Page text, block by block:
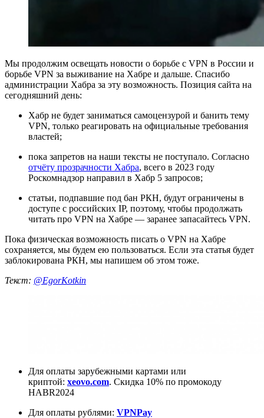
Мы продолжим освещать новости о борьбе с VPN в России и
борьбе VPN за выживание на Хабре и дальше. Спасибо
администрации Хабра за эту возможность. Позиция сайта на
сегодняшний день:
Хабр не будет заниматься самоцензурой и банить тему
VPN, только реагировать на официальные требования
властей;
пока запретов на наши тексты не поступало. Согласно
отчёту прозрачности Хабра, всего в 2023 году
Роскомнадзор направил в Хабр 5 запросов;
статьи, подпавшие под бан РКН, будут ограничены в
доступе с российских IP, поэтому, чтобы продолжать
читать про VPN на Хабре — заранее запасайтесь VPN.
Пока физическая возможность писать о VPN на Хабре
сохраняется, мы будем ею пользоваться. Если эта статья будет
заблокирована РКН, мы напишем об этом тоже.
Текст: @EgorKotkin
Для оплаты зарубежными картами или
криптой: xeovo.com. Скидка 10% по промокоду
HABR2024
Для оплаты рублями: VPNPay